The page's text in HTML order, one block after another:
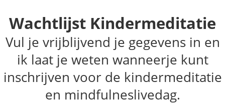
Wachtlijst Kindermeditatie
Vul je vrijblijvend je gegevens in en
ik laat je weten wanneerje kunt
inschrijven voor de kindermeditatie
en mindfulneslivedag.